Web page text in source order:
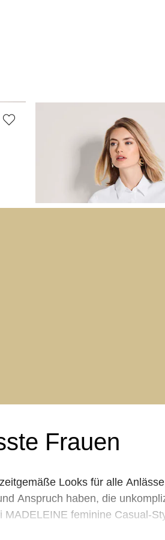
Sommerliche Hemdbluse
Frauen
Looks für alle
Anspruch haben, die
feminine Casual-